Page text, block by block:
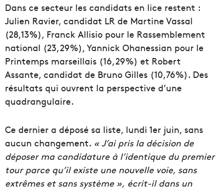
Dans ce secteur les candidats en lice restent :
Julien Ravier, candidat LR de Martine Vassal
(28,13%), Franck Allisio pour le Rassemblement
national (23,29%), Yannick Ohanessian pour le
Printemps marseillais (16,29%) et Robert
Assante, candidat de Bruno Gilles (10,76%). Des
résultats qui ouvrent la perspective d’une
quadrangulaire.
Ce dernier a déposé sa liste, lundi 1er juin, sans
aucun changement. « J’ai pris la décision de
déposer ma candidature à l’identique du premier
tour parce qu’il existe une nouvelle voie, sans
extrêmes et sans système », écrit-il dans un